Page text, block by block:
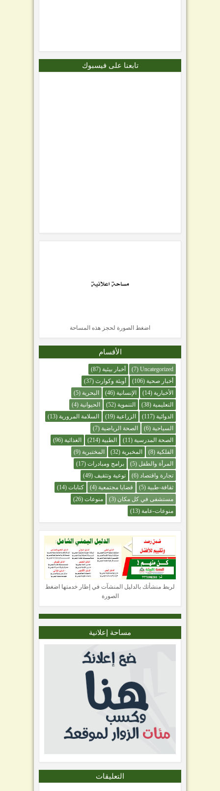
تابعنا على فيسبوك
اضغط الصورة لحجز هذه المساحة
الأقسام
Uncategorized
(7) أخبار بيئية (87)
أخبار صحية (106) أوبئة وكوارث (37)
الأخبارية (14) الإنسانية (46) البحرية (5)
التعليمية (38) التنموية (52) الحيوانية (4)
الدوائية (117) الزراعية (19) السلامة المرورية (13)
السياحية (6) الصحة الرياضية (7)
الصحة المدرسية (11) الطبية (214) الغذائية (96)
الفلكية (8) المخبرية (32) المختبرية (9)
المرأة والطفل (5) برامج ومبادرات (17)
تجارة واقتصاد (6) توعية وتثقيف (49)
ثقافة-طبية (5) قضايا مجتمعية (4) كتابات (14)
مستشفى في كل مكان (3) منوعات (26)
منوعات-عامة (13)
لربط منشأتك بالدليل المنشآت في إطار خدمتها اضغط
الصورة
مساحة إعلانية
التعليقات